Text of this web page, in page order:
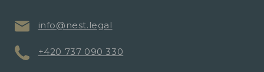
info@nest.legal
+420 737 090 330